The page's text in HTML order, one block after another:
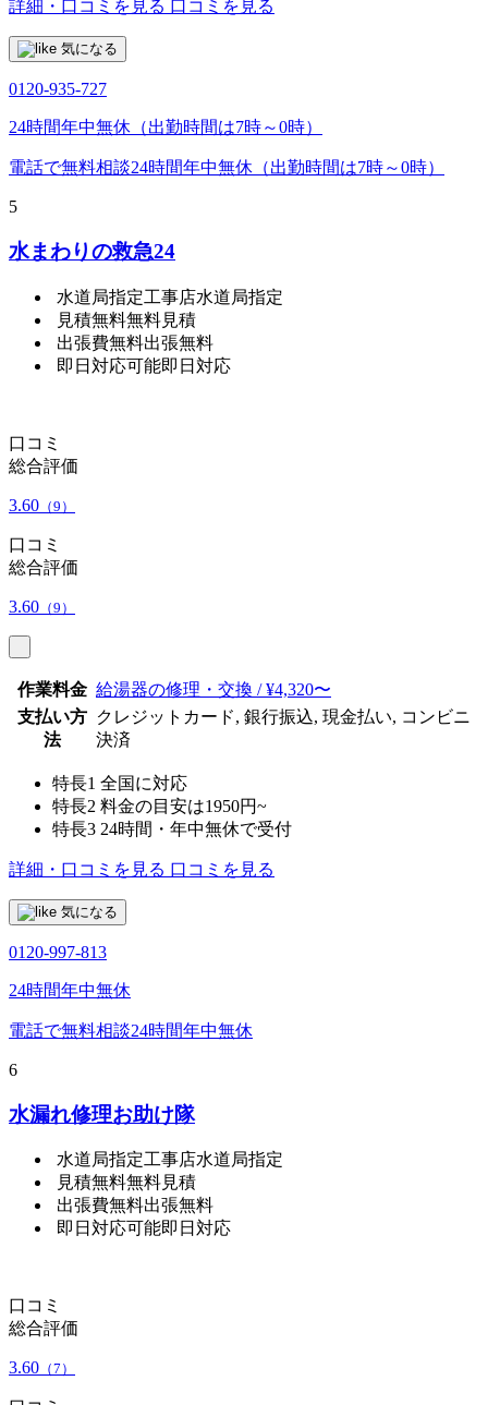
詳細・口コミを見る 口コミを見る
気になる
0120-935-727
24時間年中無休（出勤時間は7時～0時）
電話で無料相談24時間年中無休（出勤時間は7時～0時）
5
水まわりの救急24
水道局指定工事店水道局指定
見積無料無料見積
出張費無料出張無料
即日対応可能即日対応
口コミ
総合評価
3.60 （9）
口コミ
総合評価
3.60 （9）
作業料金 給湯器の修理・交換 / ¥4,320〜
支払い方
法
クレジットカード, 銀行振込, 現金払い, コンビニ
決済
特長1 全国に対応
特長2 料金の目安は1950円~
特長3 24時間・年中無休で受付
詳細・口コミを見る 口コミを見る
気になる
0120-997-813
24時間年中無休
電話で無料相談24時間年中無休
6
水漏れ修理お助け隊
水道局指定工事店水道局指定
見積無料無料見積
出張費無料出張無料
即日対応可能即日対応
口コミ
総合評価
3.60 （7）